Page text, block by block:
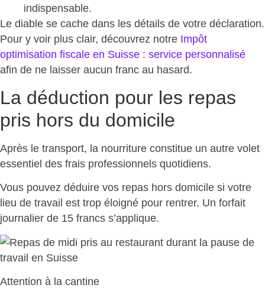
indispensable.
Le diable se cache dans les détails de votre déclaration.
Pour y voir plus clair, découvrez notre Impôt
optimisation fiscale en Suisse : service personnalisé
afin de ne laisser aucun franc au hasard.
La déduction pour les repas
pris hors du domicile
Après le transport, la nourriture constitue un autre volet
essentiel des frais professionnels quotidiens.
Vous pouvez déduire vos repas hors domicile si votre
lieu de travail est trop éloigné pour rentrer. Un forfait
journalier de 15 francs s’applique.
Attention à la cantine